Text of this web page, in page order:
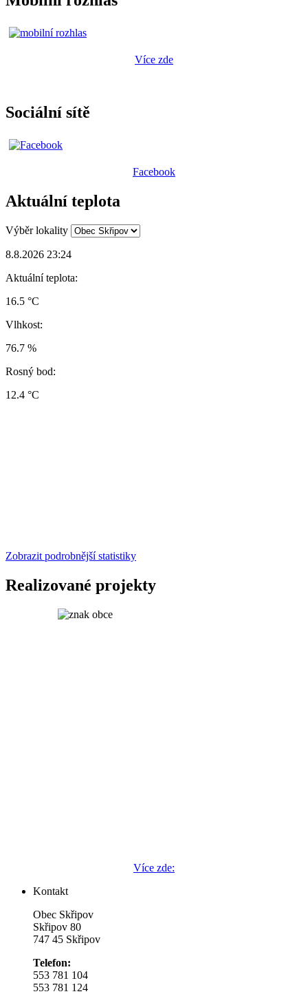
Více zde
Sociální sítě
Facebook
Aktuální teplota
Výběr lokality
8.8.2026 23:24
Aktuální teplota:
16.5 °C
Vlhkost:
76.7 %
Rosný bod:
12.4 °C
Zobrazit podrobnější statistiky
Realizované projekty
Více zde:
Kontakt
Obec Skřipov
Skřipov 80
747 45 Skřipov
Telefon:
553 781 104
553 781 124